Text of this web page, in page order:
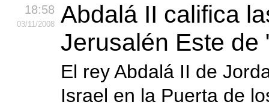
18:58
03/11/2008
Abdalá II califica
Jerusalén Este de
El rey Abdalá II de
Israel en la Puerta de